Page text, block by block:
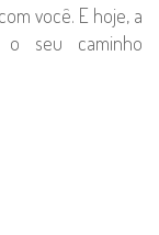
você. E hoje, a
seu caminho